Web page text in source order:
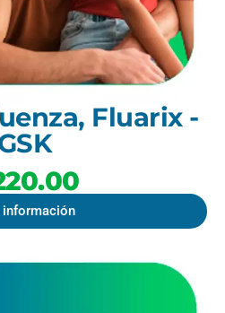
Fluarix -
información